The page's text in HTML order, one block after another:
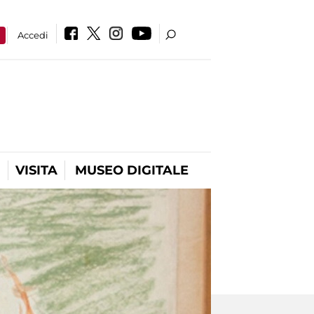
Accedi
VISITA MUSEO DIGITALE